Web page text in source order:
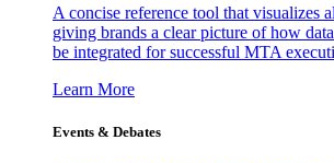
A concise reference tool that visualizes
giving brands a clear picture of how
be integrated for successful MTA
Learn More
Events & Debates